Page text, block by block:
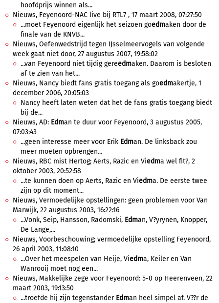
hoofdprijs winnen als...
Nieuws, Feyenoord-NAC live bij RTL7 , 17 maart 2008, 07:27:50
...moet Feyenoord eigenlijk het seizoen goedmaken door de
finale van de KNVB...
Nieuws, Oefenwedstrijd tegen IJsselmeervogels van volgende
week gaat niet door, 27 augustus 2007, 19:58:02
...van Feyenoord niet tijdig gereedmaken. Daarom is besloten
af te zien van het...
Nieuws, Nancy biedt fans gratis toegang als goedmakertje, 1
december 2006, 20:05:03
Nancy heeft laten weten dat het de fans gratis toegang biedt
bij de...
Nieuws, AD: Edman te duur voor Feyenoord, 3 augustus 2005,
07:03:43
...geen interesse meer voor Erik Edman. De linksback zou
meer moeten opbrengen...
Nieuws, RBC mist Hertog; Aerts, Razic en Viedma wel fit?, 2
oktober 2003, 20:52:58
...te kunnen doen op Aerts, Razic en Viedma. De eerste twee
zijn op dit moment...
Nieuws, Vermoedelijke opstellingen: geen problemen voor Van
Marwijk, 22 augustus 2003, 16:22:16
...Vonk, Seip, Hansson, Radomski, Edman, V?yrynen, Knopper,
De Lange,...
Nieuws, Voorbeschouwing; vermoedelijke opstelling Feyenoord,
26 april 2003, 11:08:10
...Over het meespelen van Heije, Viedma, Keiler en Van
Wanrooij moet nog een...
Nieuws, Makkelijke zege voor Feyenoord: 5-0 op Heerenveen, 22
maart 2003, 19:13:50
...troefde hij zijn tegenstander Edman heel simpel af. V??r de